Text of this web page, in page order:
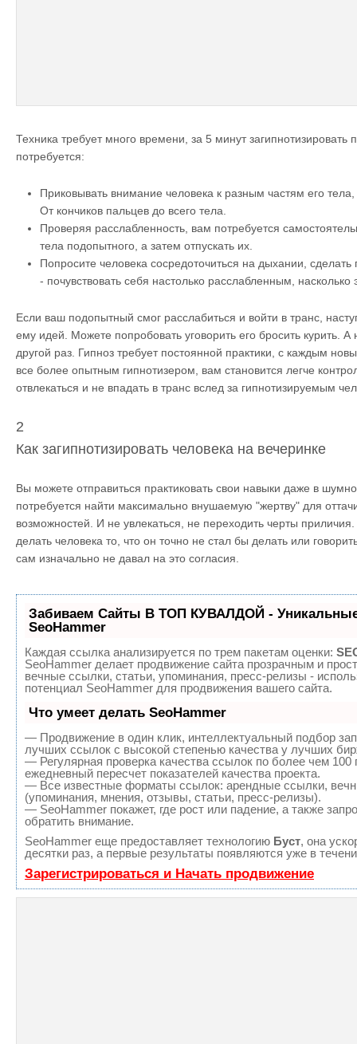
Техника требует много времени, за 5 минут загипнотизировать
потребуется:
Приковывать внимание человека к разным частям его
От кончиков пальцев до всего тела.
Проверяя расслабленность, вам потребуется
тела подопытного, а затем отпускать их.
Попросите человека сосредоточиться на дыхании,
- почувствовать себя настолько расслабленным,
Если ваш подопытный смог расслабиться и войти в транс,
ему идей. Можете попробовать уговорить его бросить курить. А
другой раз. Гипноз требует постоянной практики, с каждым
все более опытным гипнотизером, вам становится легче
отвлекаться и не впадать в транс вслед за гипнотизируемым
2
Как загипнотизировать человека на вечеринке
Вы можете отправиться практиковать свои навыки даже в
потребуется найти максимально внушаемую "жертву" для
возможностей. И не увлекаться, не переходить черты приличия.
делать человека то, что он точно не стал бы делать или
сам изначально не давал на это согласия.
Забиваем Сайты В ТОП КУВАЛДОЙ -
SeoHammer
Каждая ссылка анализируется по трем пакетам оценки:
SeoHammer делает продвижение сайта прозрачным и
вечные ссылки, статьи, упоминания, пресс-релизы -
потенциал SeoHammer для продвижения вашего сайта.
Что умеет делать SeoHammer
— Продвижение в один клик, интеллектуальный подбор
лучших ссылок с высокой степенью качества у лучших
— Регулярная проверка качества ссылок по более чем 100
ежедневный пересчет показателей качества проекта.
— Все известные форматы ссылок: арендные ссылки,
(упоминания, мнения, отзывы, статьи, пресс-релизы).
— SeoHammer покажет, где рост или падение, а также
обратить внимание.
SeoHammer еще предоставляет технологию Буст, она
десятки раз, а первые результаты появляются уже в
Зарегистрироваться и Начать продвижение